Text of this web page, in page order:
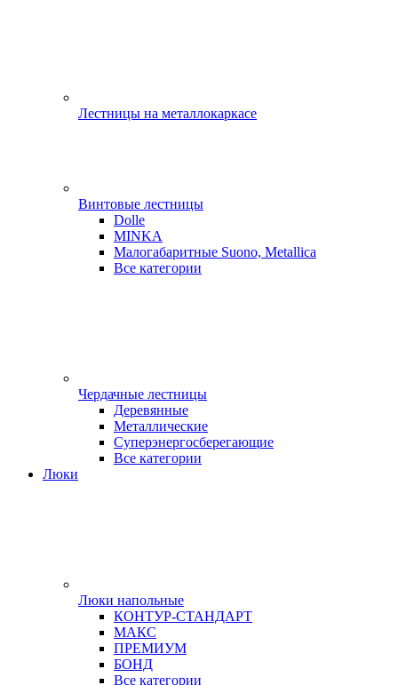
Лестницы на металлокаркасе
Винтовые лестницы
Dolle
MINKA
Малогабаритные Suono, Metallica
Все категории
Чердачные лестницы
Деревянные
Металлические
Суперэнергосберегающие
Все категории
Люки
Люки напольные
КОНТУР-СТАНДАРТ
МАКС
ПРЕМИУМ
БОНД
Все категории